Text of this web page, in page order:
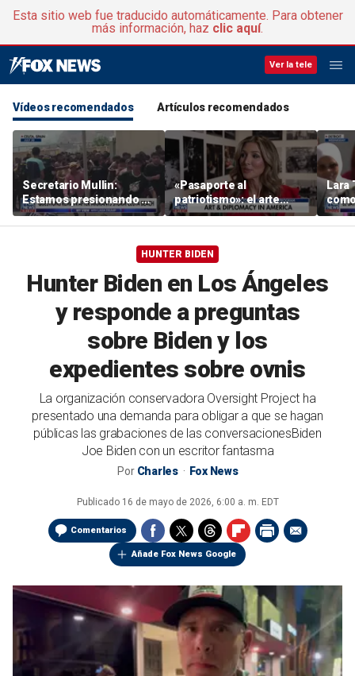
Esta sitio web fue traducido automáticamente. Para obtener
más información, haz clic aquí.
Ver la tele
Vídeos recomendados Artículos recomendados
Secretario Mullin:
Estamos presionando a
los terroristas por mar,
aire y tierra
«Pasaporte al
patriotismo»: el arte
como herramienta
diplomática
Lara
HUNTER BIDEN
Hunter Biden en Los Ángeles
y responde a preguntas
sobre Biden y los
expedientes sobre ovnis
La organización conservadora Oversight Project ha
presentado una demanda para obligar a que se hagan
públicas las grabaciones de las conversacionesBiden
Joe Biden con un escritor fantasma
Por Charles Fox News
Publicado 16 de mayo de 2026, 6:00 a. m. EDT
Comentarios
Añade Fox News Google